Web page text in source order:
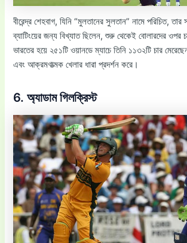
বীরেন্দ্র শেহবাগ, যিনি “মুলতানের সুলতান” নামে পরিচিত,
ব্যাটিংয়ের জন্য বিখ্যাত ছিলেন, শুরু থেকেই বোলারদের ওপর
ভারতের হয়ে ২৫১টি ওয়ানডে ম্যাচে তিনি ১১৩২টি চার
এবং আক্রমণাত্মক খেলার ধারা প্রদর্শন করে।
6. অ্যাডাম গিলক্রিস্ট